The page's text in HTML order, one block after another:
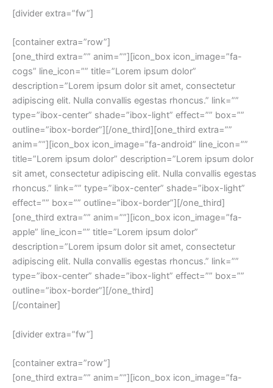
[divider extra=”fw”]
[container extra=”row”]
[one_third extra=”” anim=””][icon_box icon_image=”fa-
cogs” line_icon=”” title=”Lorem ipsum dolor”
description=”Lorem ipsum dolor sit amet, consectetur
adipiscing elit. Nulla convallis egestas rhoncus.” link=””
type=”ibox-center” shade=”ibox-light” effect=”” box=””
outline=”ibox-border”][/one_third][one_third extra=””
anim=””][icon_box icon_image=”fa-android” line_icon=””
title=”Lorem ipsum dolor” description=”Lorem ipsum dolor
sit amet, consectetur adipiscing elit. Nulla convallis egestas
rhoncus.” link=”” type=”ibox-center” shade=”ibox-light”
effect=”” box=”” outline=”ibox-border”][/one_third]
[one_third extra=”” anim=””][icon_box icon_image=”fa-
apple” line_icon=”” title=”Lorem ipsum dolor”
description=”Lorem ipsum dolor sit amet, consectetur
adipiscing elit. Nulla convallis egestas rhoncus.” link=””
type=”ibox-center” shade=”ibox-light” effect=”” box=””
outline=”ibox-border”][/one_third]
[/container]
[divider extra=”fw”]
[container extra=”row”]
[one_third extra=”” anim=””][icon_box icon_image=”fa-